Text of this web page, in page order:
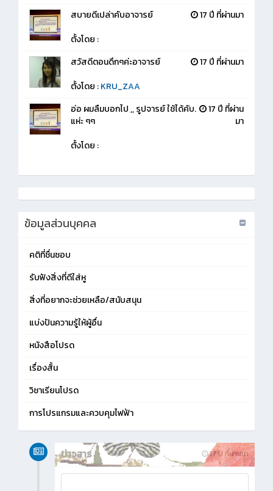
สบายดีเปล่าคับอาจารย์
ตั้งโดย :
17 ปี ที่ผ่านมา
สวัสดีตอนดึกๆค่ะอาจารย์
ตั้งโดย :KRU_ZAA
17 ปี ที่ผ่านมา
อ่อ ผมลืมบอกไป ,, รูปจารย์ ใช้ได้คับ.
แห่ะ ๆๆ
ตั้งโดย :
17 ปี ที่ผ่าน
มา
ข้อมูลส่วนบุคคล
คติที่ชื่นชอบ
รับฟังสิ่งที่ดีใส่หู
สิ่งที่อยากจะช่วยเหลือ/สนับสนุน
แบ่งปันความรู้ให้ผู้อื่น
หนังสือโปรด
เรื่องสั้น
วิชาเรียนโปรด
การโปรแกรมและควบคุมไฟฟ้า
17 ปี ที่ผ่านมา
ข่าวสาร